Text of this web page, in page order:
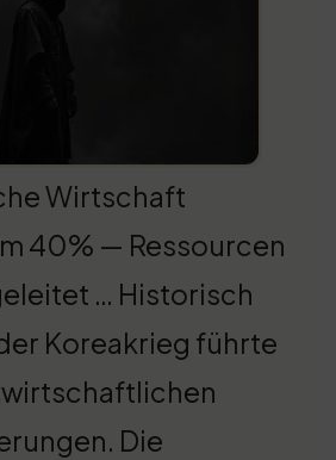
Wirtschaft
40% — Ressourcen
… Historisch
Koreakrieg führte
wirtschaftlichen
Die